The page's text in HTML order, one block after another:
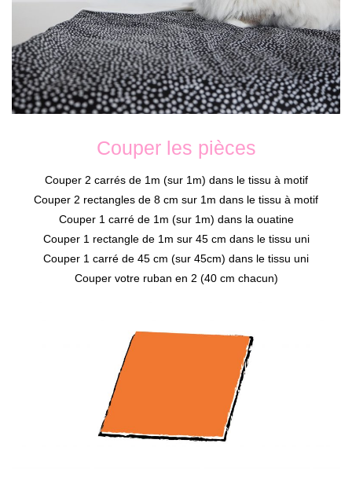
Couper les pièces
Couper 2 carrés de 1m (sur 1m) dans le tissu à motif
Couper 2 rectangles de 8 cm sur 1m dans le tissu à motif
Couper 1 carré de 1m (sur 1m) dans la ouatine
Couper 1 rectangle de 1m sur 45 cm dans le tissu uni
Couper 1 carré de 45 cm (sur 45cm) dans le tissu uni
Couper votre ruban en 2 (40 cm chacun)